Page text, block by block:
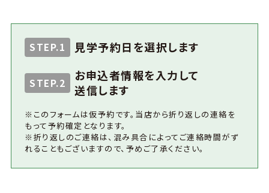
STEP.1 見学予約日を選択します
STEP.2
お申込者情報を入力して
送信します
※このフォームは仮予約です。当店から折り返しの連絡を
もって予約確定となります。
※折り返しのご連絡は、混み具合によってご連絡時間がず
れることもございますので、予めご了承ください。